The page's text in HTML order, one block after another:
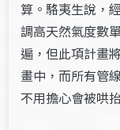
算。駱夷生說，
調高天然氣度數
遍，但此項計畫
畫中，而所有管
不用擔心會被哄